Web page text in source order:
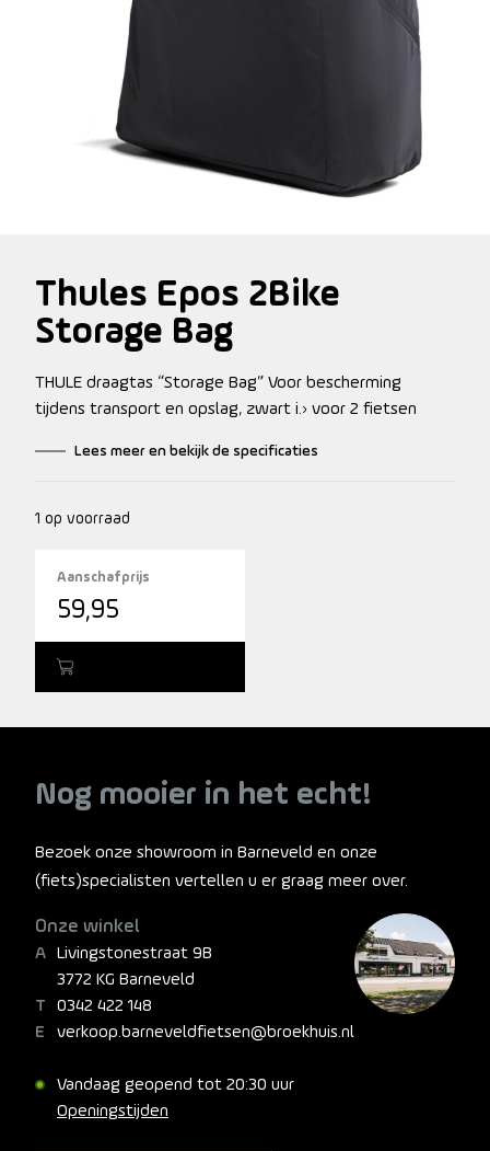
Thules Epos 2Bike
Storage Bag
THULE draagtas “Storage Bag” Voor bescherming
tijdens transport en opslag, zwart i.› voor 2 fietsen
Lees meer en bekijk de specificaties
1 op voorraad
Aanschafprijs
59,95
Nog mooier in het echt!
Bezoek onze showroom in Barneveld en onze
(fiets)specialisten vertellen u er graag meer over.
Onze winkel
Livingstonestraat 9B
3772 KG Barneveld
0342 422 148
verkoop.barneveldfietsen@broekhuis.nl
Vandaag geopend tot 20:30 uur
Openingstijden